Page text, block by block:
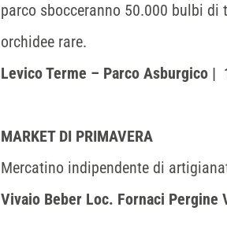
parco sbocceranno 50.000 bulbi
orchidee rare.
Levico Terme – Parco Asburgico
MARKET DI PRIMAVERA
Mercatino indipendente di
Vivaio Beber Loc. Fornaci Pergine